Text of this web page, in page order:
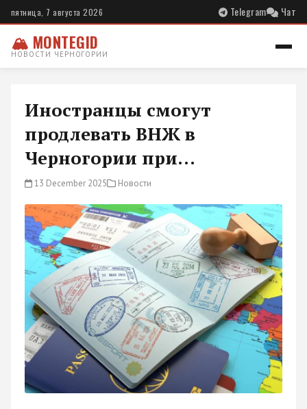
пятница, 7 августа 2026 Telegram Чат
🏔 MONTEGID
НОВОСТИ ЧЕРНОГОРИИ
Иностранцы смогут
продлевать ВНЖ в
Черногории при...
13 December 2025 Новости